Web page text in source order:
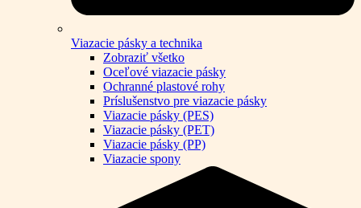
Viazacie pásky a technika
Zobraziť všetko
Oceľové viazacie pásky
Ochranné plastové rohy
Príslušenstvo pre viazacie pásky
Viazacie pásky (PES)
Viazacie pásky (PET)
Viazacie pásky (PP)
Viazacie spony